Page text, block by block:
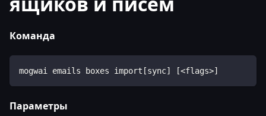
Команда
mogwai emails boxes import[sync] [<flags>]
Параметры